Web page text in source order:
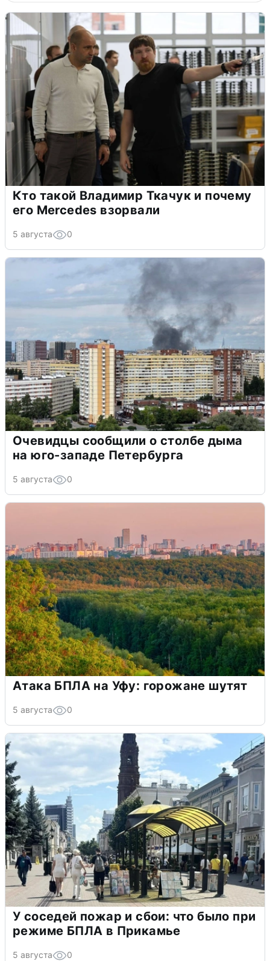
Кто такой Владимир Ткачук и почему
его Mercedes взорвали
5 августа 0
Очевидцы сообщили о столбе дыма
на юго-западе Петербурга
5 августа 0
Атака БПЛА на Уфу: горожане шутят
5 августа 0
У соседей пожар и сбои: что было при
режиме БПЛА в Прикамье
5 августа 0